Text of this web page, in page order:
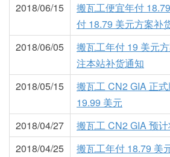
2018/06/15
搬瓦工便宜年付
付 18.79 美元方案补
2018/06/05
搬瓦工年付 19 美元
注本站补货通知
2018/05/15
搬瓦工 CN2 GIA 正
19.99 美元
2018/04/27
搬瓦工 CN2 GIA 预
2018/04/25
搬瓦工年付 18.79 美